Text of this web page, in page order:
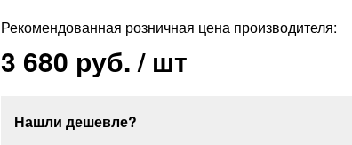
Рекомендованная розничная цена производителя:
3 680 руб./ шт
Нашли дешевле?